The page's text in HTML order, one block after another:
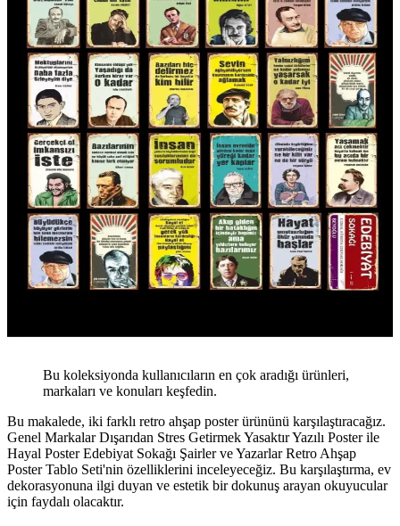
Bu koleksiyonda kullanıcıların en çok aradığı ürünleri,
markaları ve konuları keşfedin.
Bu makalede, iki farklı retro ahşap poster ürününü karşılaştıracağız.
Genel Markalar Dışarıdan Stres Getirmek Yasaktır Yazılı Poster ile
Hayal Poster Edebiyat Sokağı Şairler ve Yazarlar Retro Ahşap
Poster Tablo Seti'nin özelliklerini inceleyeceğiz. Bu karşılaştırma, ev
dekorasyonuna ilgi duyan ve estetik bir dokunuş arayan okuyucular
için faydalı olacaktır.